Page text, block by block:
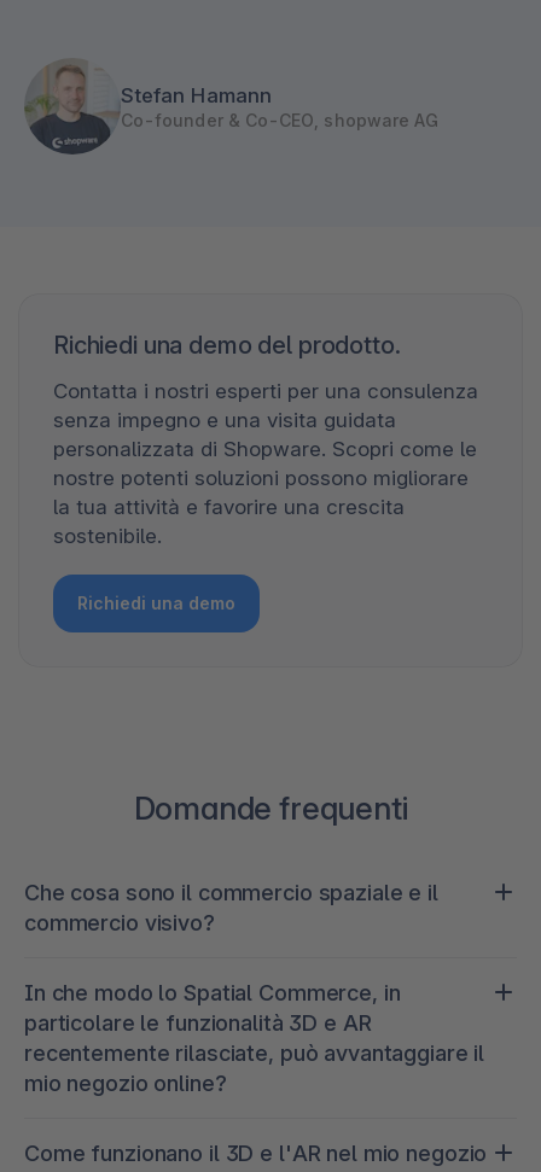
Stefan Hamann
Co-founder & Co-CEO, shopware AG
Richiedi una demo del prodotto.
Contatta i nostri esperti per una consulenza
senza impegno e una visita guidata
personalizzata di Shopware. Scopri come le
nostre potenti soluzioni possono migliorare
la tua attività e favorire una crescita
sostenibile.
Richiedi una demo
Domande frequenti
Che cosa sono il commercio spaziale e il
commercio visivo?
al dettaglio spaziale o commercio visivo, si
riferisce all'usodella realtà aumentata (AR
della realtà virtuale (VR) edei sistemi
informativi geografici (GIS
Queste tecnologie offrono ai commercianti e ai
In che modo lo Spatial Commerce, in
particolare le funzionalità 3D e AR
recentemente rilasciate, può avvantaggiare il
mio negozio online?
presentare i tuoi prodotti in modo più coinvolgente
Come funzionano il 3D e l'AR nel mio negozio